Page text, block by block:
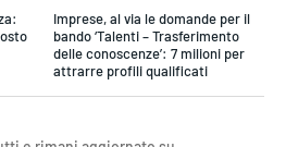
Imprese, al via le domande per il
bando ‘Talenti – Trasferimento
delle conoscenze’: 7 milioni per
attrarre profili qualificati